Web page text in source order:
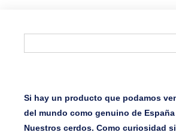
Si hay un producto que podamos
del mundo como genuino de
Nuestros cerdos. Como curiosidad